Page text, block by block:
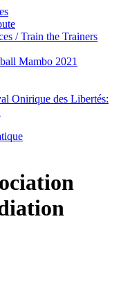
/ Train the Trainers
Mambo 2021
Onirique des Libertés: